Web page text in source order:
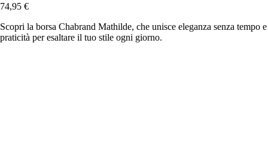
74,95 €
Scopri la borsa Chabrand Mathilde, che unisce eleganza senza tempo e
praticità per esaltare il tuo stile ogni giorno.